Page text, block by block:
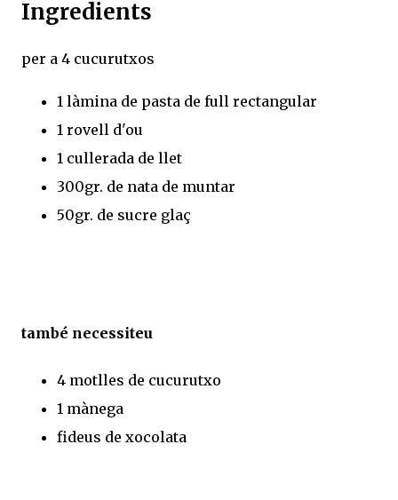
Ingredients
per a 4 cucurutxos
1 làmina de pasta de full rectangular
1 rovell d'ou
1 cullerada de llet
300gr. de nata de muntar
50gr. de sucre glaç
també necessiteu
4 motlles de cucurutxo
1 mànega
fideus de xocolata